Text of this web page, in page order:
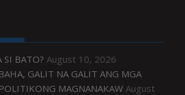
SI BATO? August 10, 2026
GALIT NA GALIT ANG MGA
MAGNANAKAW August